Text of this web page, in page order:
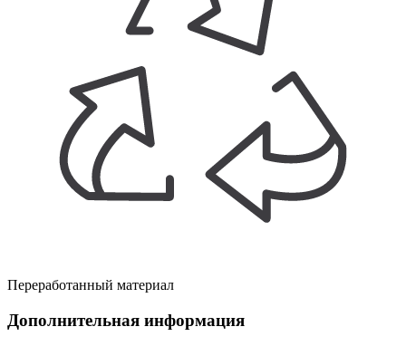
Переработанный материал
Дополнительная информация